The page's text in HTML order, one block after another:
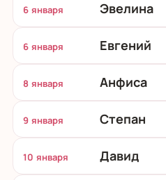
6 января Эвелина
6 января Евгений
8 января Анфиса
9 января Степан
10 января Давид